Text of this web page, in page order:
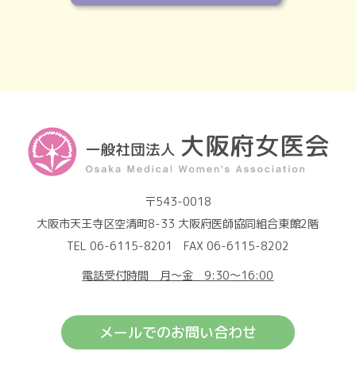
〒543-0018
大阪市天王寺区空清町8-33 大阪府医師協同組合東館2階
TEL 06-6115-8201 FAX 06-6115-8202
電話受付時間 月～金 9:30～16:00
メールでのお問い合わせ